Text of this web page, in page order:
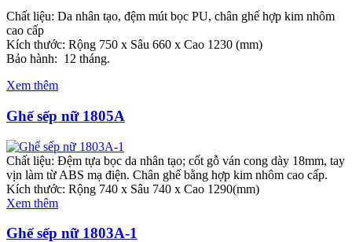
Chất liệu: Da nhân tạo, đệm mút bọc PU, chân ghế hợp kim nhôm
cao cấp
Kích thước: Rộng 750 x Sâu 660 x Cao 1230 (mm)
Bảo hành: 12 tháng.
Xem thêm
Ghế sếp nữ 1805A
Chất liệu: Đệm tựa bọc da nhân tạo; cốt gỗ ván cong dày 18mm, tay
vịn làm từ ABS mạ điện. Chân ghế bằng hợp kim nhôm cao cấp.
Kích thước: Rộng 740 x Sâu 740 x Cao 1290(mm)
Xem thêm
Ghế sếp nữ 1803A-1